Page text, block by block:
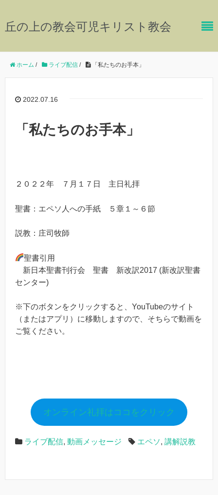
丘の上の教会可児キリスト教会
ホーム / ライブ配信 / 「私たちのお手本」
2022.07.16
「私たちのお手本」
２０２２年 ７月１７日 主日礼拝
聖書：エペソ人への手紙 ５章１～６節
説教：庄司牧師
聖書引用
新日本聖書刊行会 聖書 新改訳2017 (新改訳聖書
センター)
※下のボタンをクリックすると、YouTubeのサイト
（またはアプリ）に移動しますので、そちらで動画を
ご覧ください。
オンライン礼拝はココをクリック
ライブ配信, 動画メッセージ エペソ, 講解説教